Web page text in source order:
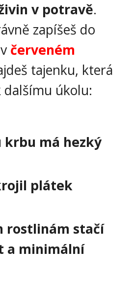
v potravě.
zapíšeš do
červeném
tajenku, která
dalšímu úkolu:
krbu má hezký
plátek
rostlinám stačí
a minimální